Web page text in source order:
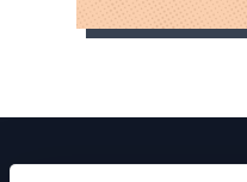
Éléments
sur